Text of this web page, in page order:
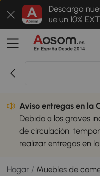
Descarga
ue un 10%
r pedido
Aviso entregas en la
Debido a los graves
de circulación,
realizar entregas en
Hogar / Muebles de